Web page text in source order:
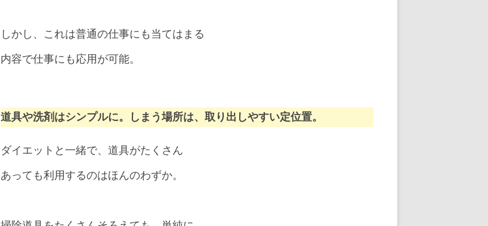
しかし、これは普通の仕事にも当てはまる
内容で仕事にも応用が可能。
道具や洗剤はシンプルに。 しまう場所は、取り出しやすい定位置。
ダイエットと一緒で、道具がたくさん
あっても利用するのはほんのわずか。